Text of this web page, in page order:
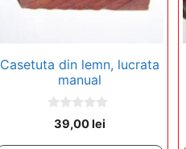
Casetuta din lemn, lucrata
manual
o39,00lei